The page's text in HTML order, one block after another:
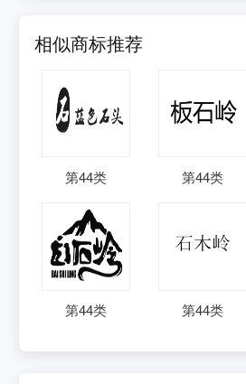
相似商标推荐
第44类 第44类
第44类 第44类